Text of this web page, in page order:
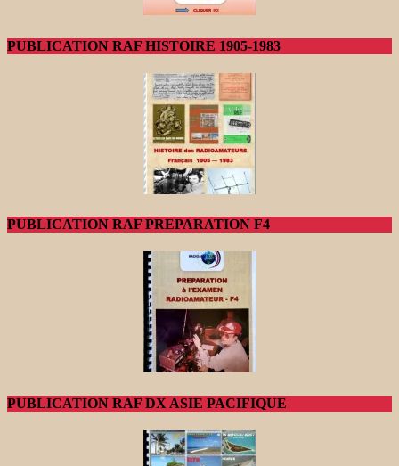
PUBLICATION RAF HISTOIRE 1905-1983
PUBLICATION RAF PREPARATION F4
PUBLICATION RAF DX ASIE PACIFIQUE